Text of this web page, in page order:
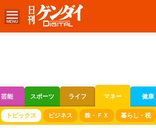
芸能 スポーツ ライフ マネー 健康
ボートレース 競輪 オートレース
トピックス ビジネス 株・ＦＸ 暮らし・税